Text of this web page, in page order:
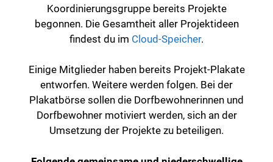
Koordinierungsgruppe bereits Projekte
begonnen. Die Gesamtheit aller Projektideen
findest du im Cloud-Speicher.
Einige Mitglieder haben bereits Projekt-Plakate
entworfen. Weitere werden folgen. Bei der
Plakatbörse sollen die Dorfbewohnerinnen und
Dorfbewohner motiviert werden, sich an der
Umsetzung der Projekte zu beteiligen.